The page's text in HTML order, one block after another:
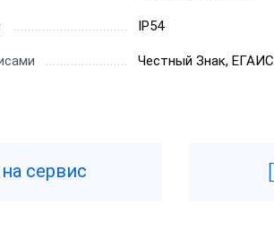
IP54
Честный Знак, ЕГАИС
сервис